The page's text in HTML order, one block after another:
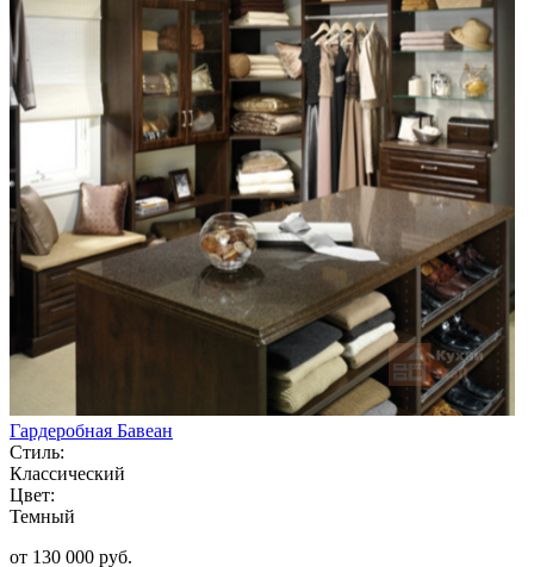
Гардеробная Бавеан
Стиль:
Классический
Цвет:
Темный
от 130 000 руб.